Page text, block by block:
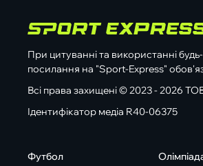
При цитуванні та використанні
посилання на "Sport-Express"
Всі права захищені © 2023 - 2026
Ідентифікатор медіа R40-06375
Футбол